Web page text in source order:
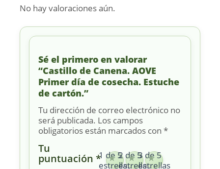
No hay valoraciones aún.
Sé el primero en valorar
“Castillo de Canena. AOVE
Primer día de cosecha. Estuche
de cartón.”
Tu dirección de correo electrónico no
será publicada. Los campos
obligatorios están marcados con *
Tu
puntuación *1 de 5
estrellas
2 de 5
estrellas
3 de 5
estrellas